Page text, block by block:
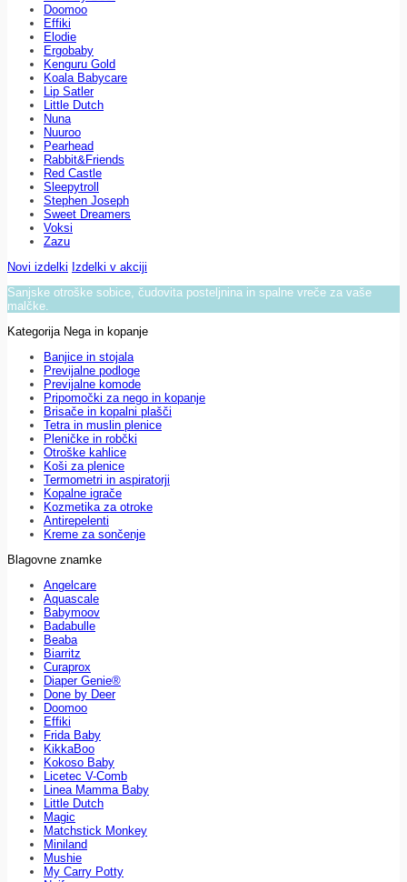
Doomoo
Effiki
Elodie
Ergobaby
Kenguru Gold
Koala Babycare
Lip Satler
Little Dutch
Nuna
Nuuroo
Pearhead
Rabbit&Friends
Red Castle
Sleepytroll
Stephen Joseph
Sweet Dreamers
Voksi
Zazu
Novi izdelki Izdelki v akciji
Sanjske otroške sobice, čudovita posteljnina in spalne vreče za vaše
malčke.
Kategorija Nega in kopanje
Banjice in stojala
Previjalne podloge
Previjalne komode
Pripomočki za nego in kopanje
Brisače in kopalni plašči
Tetra in muslin plenice
Pleničke in robčki
Otroške kahlice
Koši za plenice
Termometri in aspiratorji
Kopalne igrače
Kozmetika za otroke
Antirepelenti
Kreme za sončenje
Blagovne znamke
Angelcare
Aquascale
Babymoov
Badabulle
Beaba
Biarritz
Curaprox
Diaper Genie®
Done by Deer
Doomoo
Effiki
Frida Baby
KikkaBoo
Kokoso Baby
Licetec V-Comb
Linea Mamma Baby
Little Dutch
Magic
Matchstick Monkey
Miniland
Mushie
My Carry Potty